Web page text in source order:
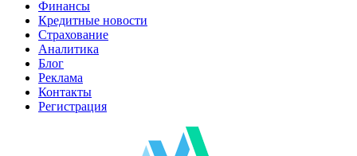
Финансы
Кредитные новости
Страхование
Аналитика
Блог
Реклама
Контакты
Регистрация